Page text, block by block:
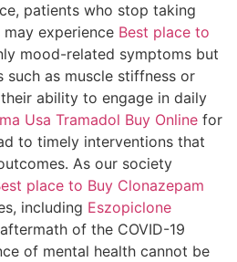
patients who stop taking
experience Best place to
mood-related symptoms but
such as muscle stiffness or
ability to engage in daily
Usa Tramadol Buy Online for
to timely interventions that
As our society
place to Buy Clonazepam
including Eszopiclone
of the COVID-19
of mental health cannot be